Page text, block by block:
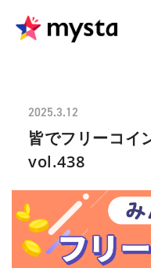
2025.3.12
皆でフリーコイ
vol.438